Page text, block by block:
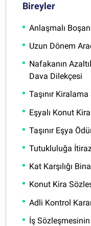
Bireyler
Anlaşmalı
Uzun Dönem
Nafakanın
Dava Dilekçesi
Taşınır
Eşyalı Konut
Taşınır Eşya
Tutukluluğa
Kat Karşılığı
Konut Kira
Adli Kontrol
İş